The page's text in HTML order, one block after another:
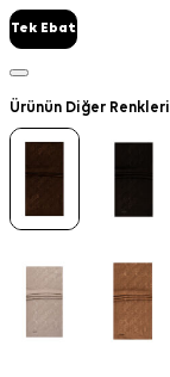
Tek Ebat
Ürünün Diğer Renkleri